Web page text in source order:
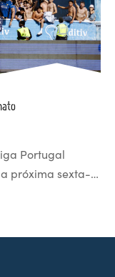
Portugal
próxima sexta-…